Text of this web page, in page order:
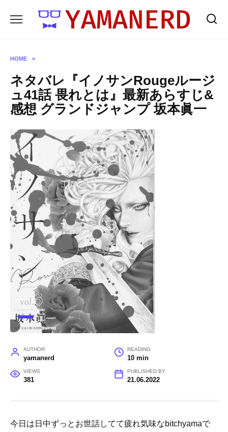
HOME »
ネタバレ『イノサンRougeルージ
ュ41話 畏れとは』最新あらすじ&
感想 グランドジャンプ 坂本眞一
AUTHOR
yamanerd
READING
10 min
VIEWS
381
PUBLISHED BY
21.06.2022
今日は日中ずっとお世話してて疲れ気味なbitchyamaで